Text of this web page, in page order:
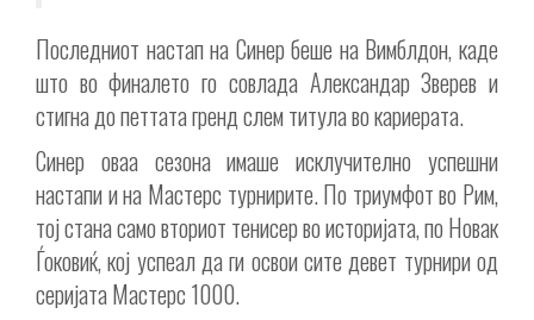
Последниот настап на Синер беше на Вимблдон, каде
што во финалето го совлада Александар Зверев и
стигна до петтата гренд слем титула во кариерата.
Синер оваа сезона имаше исклучително успешни
настапи и на Мастерс турнирите. По триумфот во Рим,
тој стана само вториот тенисер во историјата, по Новак
Ѓоковиќ, кој успеал да ги освои сите девет турнири од
серијата Мастерс 1000.